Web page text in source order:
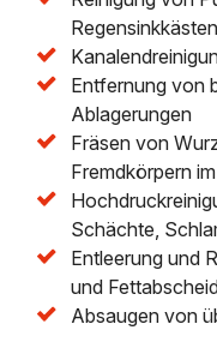
Regensinkkästen
Entfernung von
Ablagerungen
Fräsen von
Fremdkörpern
Schächte,
Entleerung und
und
Absaugen von